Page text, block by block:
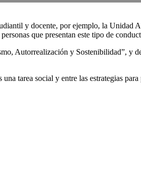
y docente, por ejemplo, la Unidad
que presentan este tipo de
Autorrealización y Sostenibilidad”, y
tarea social y entre las estrategias